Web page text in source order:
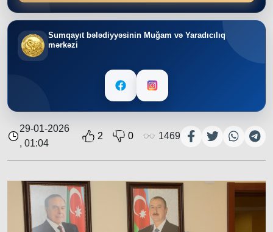
Sumqayıt bələdiyyəsinin Muğam və Yaradıcılıq
mərkəzi
29-01-2026
, 01:04
2 0 1469